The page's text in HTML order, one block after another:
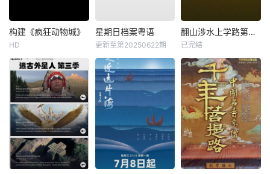
构建《疯狂动物城》
HD
星期日档案粤语
更新至第20250622期
翻山涉水上学路第二季
已完结